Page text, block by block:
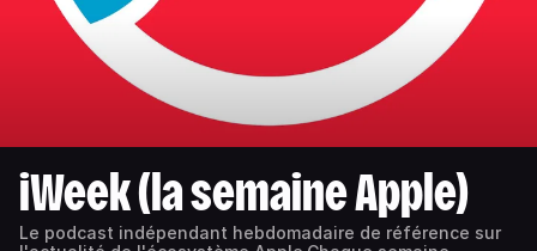
iWeek (la semaine Apple)
Le podcast indépendant hebdomadaire de référence sur